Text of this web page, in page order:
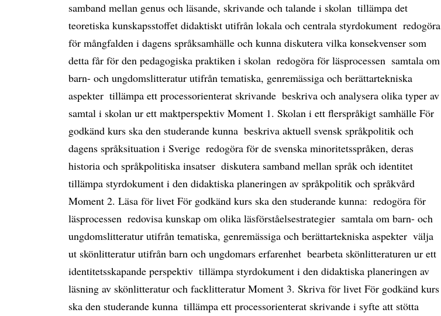
samband mellan genus och läsande, skrivande och talande i skolan  tillämpa det
teoretiska kunskapsstoffet didaktiskt utifrån lokala och centrala styrdokument  redogöra
för mångfalden i dagens språksamhälle och kunna diskutera vilka konsekvenser som
detta får för den pedagogiska praktiken i skolan  redogöra för läsprocessen  samtala om
barn- och ungdomslitteratur utifrån tematiska, genremässiga och berättartekniska
aspekter  tillämpa ett processorienterat skrivande  beskriva och analysera olika typer av
samtal i skolan ur ett maktperspektiv Moment 1. Skolan i ett flerspråkigt samhälle För
godkänd kurs ska den studerande kunna  beskriva aktuell svensk språkpolitik och
dagens språksituation i Sverige  redogöra för de svenska minoritetsspråken, deras
historia och språkpolitiska insatser  diskutera samband mellan språk och identitet 
tillämpa styrdokument i den didaktiska planeringen av språkpolitik och språkvård
Moment 2. Läsa för livet För godkänd kurs ska den studerande kunna:  redogöra för
läsprocessen  redovisa kunskap om olika läsförståelsestrategier  samtala om barn- och
ungdomslitteratur utifrån tematiska, genremässiga och berättartekniska aspekter  välja
ut skönlitteratur utifrån barn och ungdomars erfarenhet  bearbeta skönlitteraturen ur ett
identitetsskapande perspektiv  tillämpa styrdokument i den didaktiska planeringen av
läsning av skönlitteratur och facklitteratur Moment 3. Skriva för livet För godkänd kurs
ska den studerande kunna  tillämpa ett processorienterat skrivande i syfte att stötta